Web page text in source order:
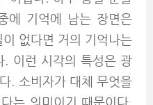
에 기억에 남는 장면은
없다면 거의 기억나는
. 이런 시각의 특성은 광
. 소비자가 대체 무엇을
는 의미이기 때문이다.